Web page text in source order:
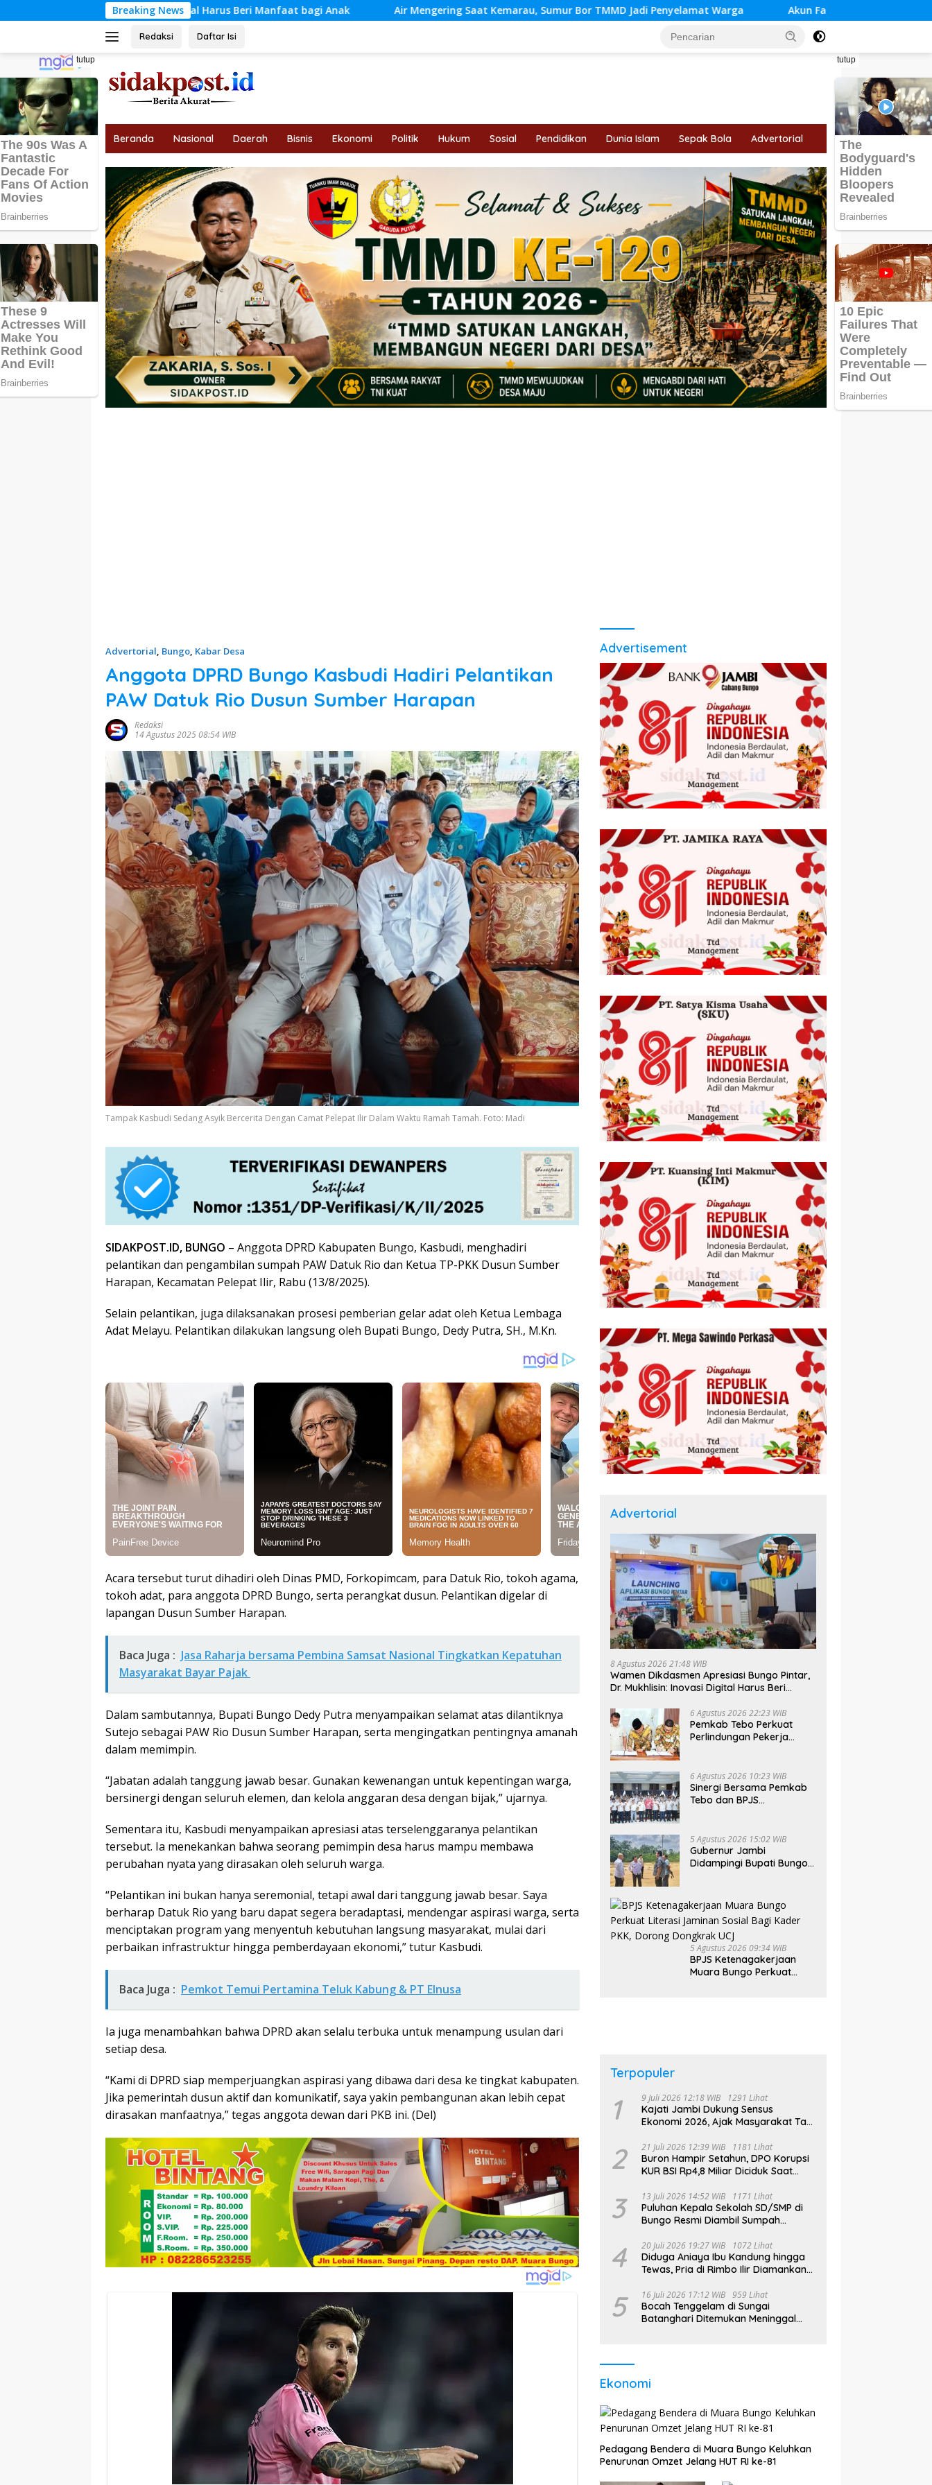
ke
Breaking News
Digital Harus Beri Manfaat bagi Anak Air Mengering Saat Kemarau, Sumur Bor TMMD Jadi Penyelamat Warga Akun Facebook “Bang Haye” Diduga Milik Kades Sungai
Redaksi Daftar Isi
tutup tutup
Beranda Nasional Daerah Bisnis Ekonomi Politik Hukum Sosial Pendidikan Dunia Islam Sepak Bola Advertorial
Advertorial, Bungo, Kabar Desa
Anggota DPRD Bungo Kasbudi Hadiri Pelantikan
PAW Datuk Rio Dusun Sumber Harapan
Redaksi
14 Agustus 2025 08:54 WIB
Tampak Kasbudi Sedang Asyik Bercerita Dengan Camat Pelepat Ilir Dalam Waktu Ramah Tamah. Foto: Madi
SIDAKPOST.ID, BUNGO – Anggota DPRD Kabupaten Bungo, Kasbudi, menghadiri
pelantikan dan pengambilan sumpah PAW Datuk Rio dan Ketua TP-PKK Dusun Sumber
Harapan, Kecamatan Pelepat Ilir, Rabu (13/8/2025).
Selain pelantikan, juga dilaksanakan prosesi pemberian gelar adat oleh Ketua Lembaga
Adat Melayu. Pelantikan dilakukan langsung oleh Bupati Bungo, Dedy Putra, SH., M.Kn.
Acara tersebut turut dihadiri oleh Dinas PMD, Forkopimcam, para Datuk Rio, tokoh agama,
tokoh adat, para anggota DPRD Bungo, serta perangkat dusun. Pelantikan digelar di
lapangan Dusun Sumber Harapan.
Baca Juga : Jasa Raharja bersama Pembina Samsat Nasional Tingkatkan Kepatuhan
Masyarakat Bayar Pajak
Dalam sambutannya, Bupati Bungo Dedy Putra menyampaikan selamat atas dilantiknya
Sutejo sebagai PAW Rio Dusun Sumber Harapan, serta mengingatkan pentingnya amanah
dalam memimpin.
“Jabatan adalah tanggung jawab besar. Gunakan kewenangan untuk kepentingan warga,
bersinergi dengan seluruh elemen, dan kelola anggaran desa dengan bijak,” ujarnya.
Sementara itu, Kasbudi menyampaikan apresiasi atas terselenggaranya pelantikan
tersebut. Ia menekankan bahwa seorang pemimpin desa harus mampu membawa
perubahan nyata yang dirasakan oleh seluruh warga.
“Pelantikan ini bukan hanya seremonial, tetapi awal dari tanggung jawab besar. Saya
berharap Datuk Rio yang baru dapat segera beradaptasi, mendengar aspirasi warga, serta
menciptakan program yang menyentuh kebutuhan langsung masyarakat, mulai dari
perbaikan infrastruktur hingga pemberdayaan ekonomi,” tutur Kasbudi.
Baca Juga : Pemkot Temui Pertamina Teluk Kabung & PT Elnusa
Ia juga menambahkan bahwa DPRD akan selalu terbuka untuk menampung usulan dari
setiap desa.
“Kami di DPRD siap memperjuangkan aspirasi yang dibawa dari desa ke tingkat kabupaten.
Jika pemerintah dusun aktif dan komunikatif, saya yakin pembangunan akan lebih cepat
dirasakan manfaatnya,” tegas anggota dewan dari PKB ini. (Del)
Advertisement
Advertorial
8 Agustus 2026 21:48 WIB
Wamen Dikdasmen Apresiasi Bungo Pintar,
Dr. Mukhlisin: Inovasi Digital Harus Beri
6 Agustus 2026 22:23 WIB
Pemkab Tebo Perkuat
Perlindungan Pekerja
6 Agustus 2026 10:23 WIB
Sinergi Bersama Pemkab
Tebo dan BPJS
hingga ke Desa
5 Agustus 2026 15:02 WIB
Gubernur Jambi
Didampingi Bupati Bungo
5 Agustus 2026 09:34 WIB
BPJS Ketenagakerjaan
Muara Bungo Perkuat
Terpopuler
1 9 Juli 2026 12:18 WIB 1291 Lihat
Kajati Jambi Dukung Sensus
Ekonomi 2026, Ajak Masyarakat Tak
2 21 Juli 2026 12:39 WIB 1181 Lihat
Buron Hampir Setahun, DPO Korupsi
KUR BSI Rp4,8 Miliar Diciduk Saat
3 13 Juli 2026 14:52 WIB 1171 Lihat
Puluhan Kepala Sekolah SD/SMP di
Bungo Resmi Diambil Sumpah
4 20 Juli 2026 19:27 WIB 1072 Lihat
Diduga Aniaya Ibu Kandung hingga
Tewas, Pria di Rimbo Ilir Diamankan
5 16 Juli 2026 17:12 WIB 959 Lihat
Bocah Tenggelam di Sungai
Batanghari Ditemukan Meninggal
Ekonomi
Pedagang Bendera di Muara Bungo Keluhkan
Penurunan Omzet Jelang HUT RI ke-81